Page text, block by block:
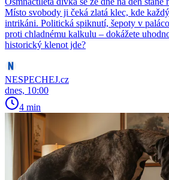
Místo svobody ji čeká zlatá klec, kde
intrikáni. Politická spiknutí, šepoty v
proti chladnému kalkulu – dokážete
historický klenot jde?
NESPECHEJ.cz
dnes, 10:00
4 min